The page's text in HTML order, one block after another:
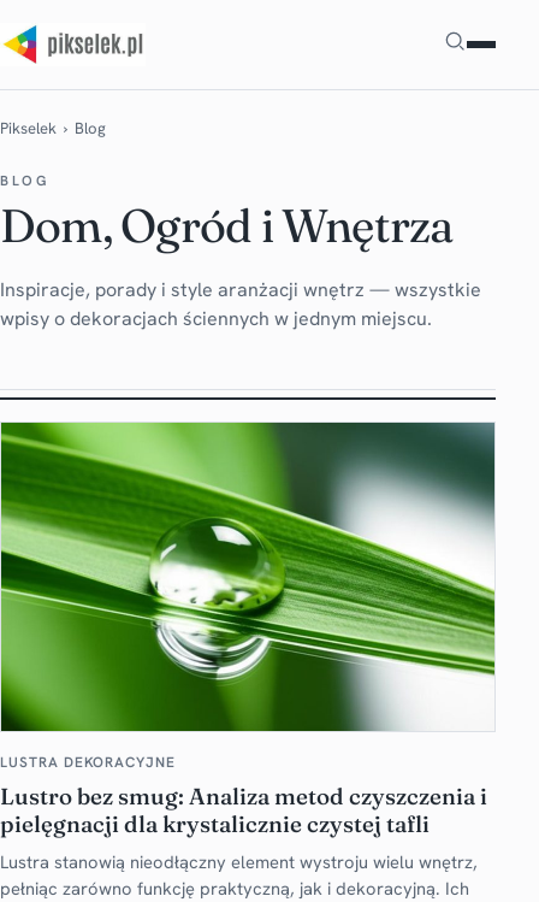
Szukaj
Pikselek › Blog
BLOG
Dom, Ogród i Wnętrza
Inspiracje, porady i style aranżacji wnętrz — wszystkie
wpisy o dekoracjach ściennych w jednym miejscu.
LUSTRA DEKORACYJNE
Lustro bez smug: Analiza metod czyszczenia i
pielęgnacji dla krystalicznie czystej tafli
Lustra stanowią nieodłączny element wystroju wielu wnętrz,
pełniąc zarówno funkcję praktyczną, jak i dekoracyjną. Ich